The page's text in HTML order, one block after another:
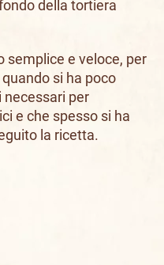
della tortiera
semplice e veloce, per
si ha poco
per
e che spesso si ha
la ricetta.